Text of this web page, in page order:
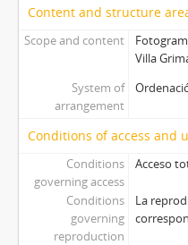
Content and structure
Scope and content
Villa
System of
arrangement
Conditions of access and
Conditions
governing access
Acceso
Conditions
governing
reproduction
La